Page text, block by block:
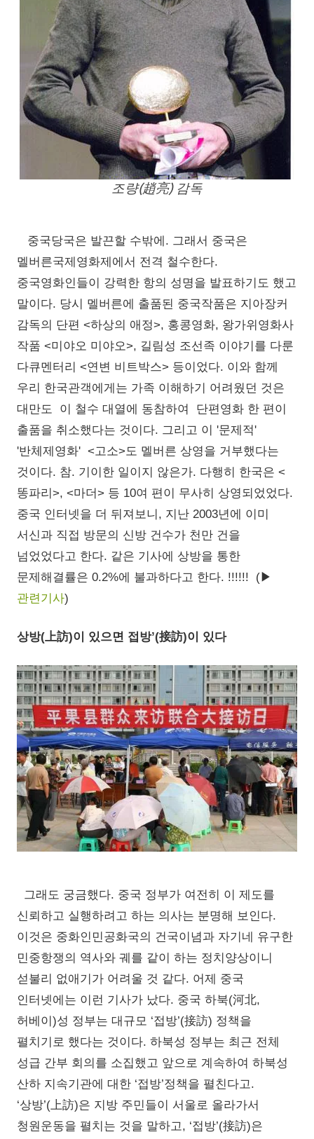
조량(趙亮) 감독
중국당국은 발끈할 수밖에. 그래서 중국은
멜버른국제영화제에서 전격 철수한다.
중국영화인들이 강력한 항의 성명을 발표하기도 했고
말이다. 당시 멜버른에 출품된 중국작품은 지아장커
감독의 단편 <하상의 애정>, 홍콩영화, 왕가위영화사
작품 <미야오 미야오>, 길림성 조선족 이야기를 다룬
다큐멘터리 <연변 비트박스> 등이었다. 이와 함께
우리 한국관객에게는 가족 이해하기 어려웠던 것은
대만도 이 철수 대열에 동참하여 단편영화 한 편이
출품을 취소했다는 것이다. 그리고 이 '문제적'
'반체제영화' <고소>도 멜버른 상영을 거부했다는
것이다. 참. 기이한 일이지 않은가. 다행히 한국은 <
똥파리>, <마더> 등 10여 편이 무사히 상영되었었다.
중국 인터넷을 더 뒤져보니, 지난 2003년에 이미
서신과 직접 방문의 신방 건수가 천만 건을
넘었었다고 한다. 같은 기사에 상방을 통한
문제해결률은 0.2%에 불과하다고 한다. !!!!!! (▶
관련기사)
상방(上訪)이 있으면 접방’(接訪)이 있다
그래도 궁금했다. 중국 정부가 여전히 이 제도를
신뢰하고 실행하려고 하는 의사는 분명해 보인다.
이것은 중화인민공화국의 건국이념과 자기네 유구한
민중항쟁의 역사와 궤를 같이 하는 정치양상이니
섣불리 없애기가 어려울 것 같다. 어제 중국
인터넷에는 이런 기사가 났다. 중국 하북(河北,
허베이)성 정부는 대규모 ‘접방’(接訪) 정책을
펼치기로 했다는 것이다. 하북성 정부는 최근 전체
성급 간부 회의를 소집했고 앞으로 계속하여 하북성
산하 지속기관에 대한 ‘접방’정책을 펼친다고.
‘상방’(上訪)은 지방 주민들이 서울로 올라가서
청원운동을 펼치는 것을 말하고, ‘접방’(接訪)은